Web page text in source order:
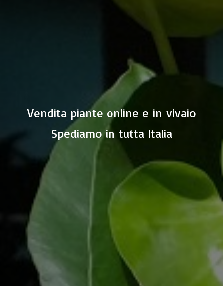
Vendita piante online e in vivaio
Spediamo in tutta Italia